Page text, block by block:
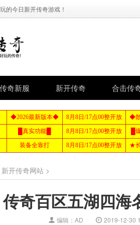
的今日新开传奇游戏！
传奇新服 新开传奇 合击传
新开传奇网站 >
传奇百区五湖四海
编辑：AD 2019-12-30